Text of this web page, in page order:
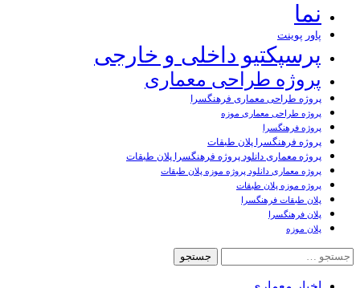
نما
پاور پوینت
پرسپکتیو داخلی و خارجی
پروژه طراحی معماری
پروژه طراحی معماری فرهنگسرا
پروژه طراحی معماری موزه
پروژه فرهنگسرا
پروژه فرهنگسرا پلان طبقات
پروژه معماری دانلود پروژه فرهنگسرا پلان طبقات
پروژه معماری دانلود پروژه موزه پلان طبقات
پروژه موزه پلان طبقات
پلان طبقات فرهنگسرا
پلان فرهنگسرا
پلان موزه
جستجو
برای: